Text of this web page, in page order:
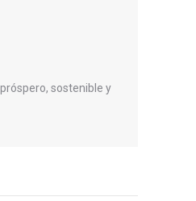
sostenible y